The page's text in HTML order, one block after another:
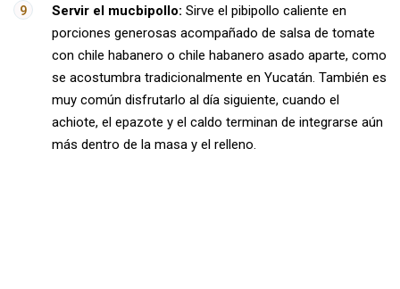
Servir el mucbipollo: Sirve el pibipollo caliente en
porciones generosas acompañado de salsa de tomate
con chile habanero o chile habanero asado aparte, como
se acostumbra tradicionalmente en Yucatán. También es
muy común disfrutarlo al día siguiente, cuando el
achiote, el epazote y el caldo terminan de integrarse aún
más dentro de la masa y el relleno.